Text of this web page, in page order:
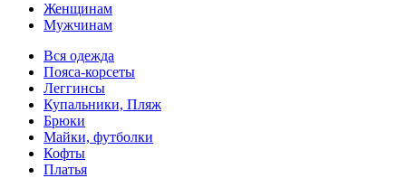
Женщинам
Мужчинам
Вся одежда
Пояса-корсеты
Леггинсы
Купальники, Пляж
Брюки
Майки, футболки
Кофты
Платья